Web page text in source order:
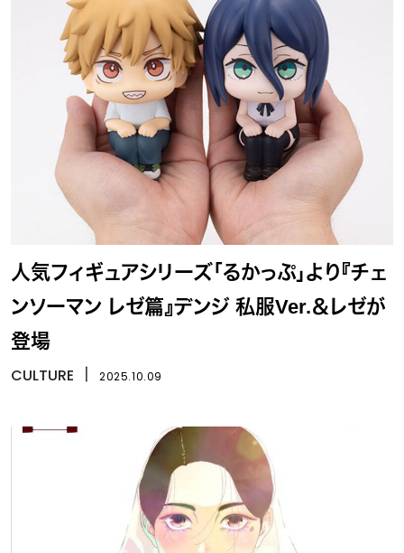
人気フィギュアシリーズ「るかっぷ」より『チェ
ンソーマン レゼ篇』デンジ 私服Ver.＆レゼが
登場
CULTURE 2025.10.09